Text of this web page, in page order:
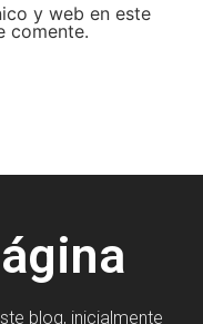
y web en este
comente.
blog, inicialmente